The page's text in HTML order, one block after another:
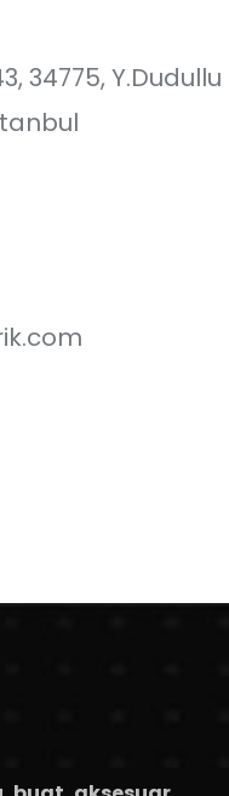
34775, Y.Dudullu